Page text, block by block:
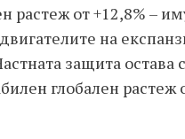
растеж от +12,8% –
на
защита
глобален